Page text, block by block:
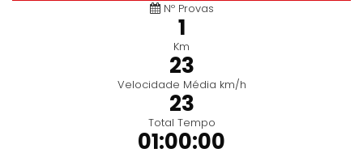
Nº Provas
1
Km
23
Velocidade Média km/h
23
Total Tempo
01:00:00